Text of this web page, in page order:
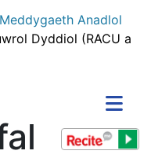
Meddygaeth Anadlol
Dyddiol (RACU a